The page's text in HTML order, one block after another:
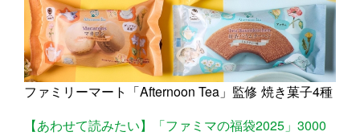
ファミリーマート「Afternoon Tea」監修 焼き菓子4種
【あわせて読みたい】「ファミマの福袋2025」3000